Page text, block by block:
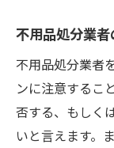
不用品処分業
不用品処分業者
ンに注意するこ
否する、もしく
いと言えます。